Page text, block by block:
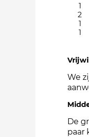
1
2
1
1
We
De
paar